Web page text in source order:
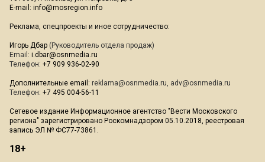
E-mail: info@mosregion.info
Реклама, спецпроекты и иное сотрудничество:
Игорь Дбар (Руководитель отдела продаж)
Email: i.dbar@osnmedia.ru
Телефон: +7 909 936-02-90
Дополнительные email: reklama@osnmedia.ru, adv@osnmedia.ru
Телефон: +7 495 004-56-11
Сетевое издание Информационное агентство "Вести Московского
региона" зарегистрировано Роскомнадзором 05.10.2018, реестровая
запись ЭЛ № ФС77-73861.
18+